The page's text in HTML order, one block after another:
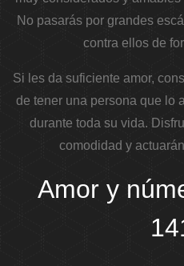
No pasarás por grandes
contra ellos de
Si les da suficiente amor,
de tener una persona que lo
durante toda su vida.
comodidad y
Amor y